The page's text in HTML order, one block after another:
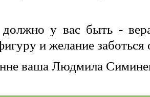
должно у вас быть -
и желание заботься
ваша Людмила